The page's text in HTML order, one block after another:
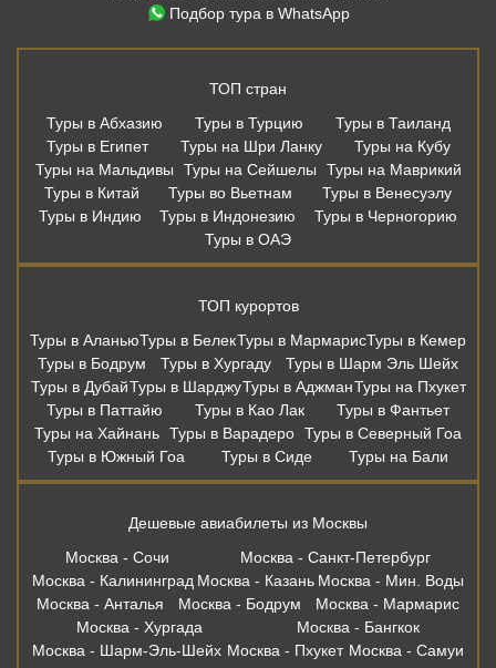
Подбор тура в WhatsApp
ТОП стран
Туры в Абхазию
Туры в Турцию
Туры в Таиланд
Туры в Египет
Туры на Шри Ланку
Туры на Кубу
Туры на Мальдивы
Туры на Сейшелы
Туры на Маврикий
Туры в Китай
Туры во Вьетнам
Туры в Венесуэлу
Туры в Индию
Туры в Индонезию
Туры в Черногорию
Туры в ОАЭ
ТОП курортов
Туры в АланьюТуры в БелекТуры в МармарисТуры в Кемер
Туры в Бодрум
Туры в Хургаду
Туры в Шарм Эль Шейх
Туры в ДубайТуры в ШарджуТуры в АджманТуры на Пхукет
Туры в Паттайю
Туры в Као Лак
Туры в Фантьет
Туры на Хайнань Туры в Варадеро Туры в Северный Гоа
Туры в Южный Гоа
Туры в Сиде Туры на Бали
Дешевые авиабилеты из Москвы
Москва - Сочи
Москва - Санкт-Петербург
Москва - Калининград Москва - Казань Москва - Мин. Воды
Москва - Анталья
Москва - Бодрум
Москва - Мармарис
Москва - Хургада
Москва - Бангкок
Москва - Шарм-Эль-Шейх Москва - Пхукет Москва - Самуи